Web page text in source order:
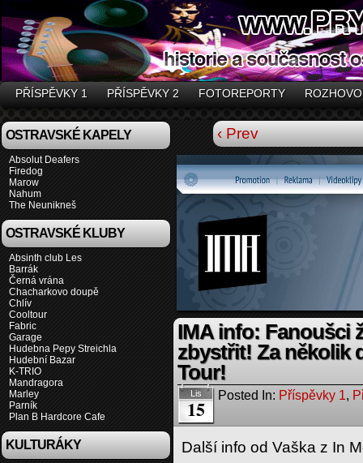
PŘÍSPĚVKY 1 PŘÍSPĚVKY 2 FOTOREPORTY
OSTRAVSKÉ KAPELY
Absolut Deafers
Firedog
Marow
Nahum
The Neunikneš
OSTRAVSKÉ KLUBY
Absinth club Les
Barrák
Černá vrána
Chacharkovo doupě
Chlív
Cooltour
Fabric
Garage
Hudebna Pepy Streichla
Hudební Bazar
K-TRIO
Mandragora
Marley
Parník
Plan B Hardcore Cafe
KULTURÁKY
‹ Prev
IMA info: Fanoušci
zbystřit! Za několik
Tour!
Lis
15
Posted In: Příspěvky 1,
Další info od Vaška z In